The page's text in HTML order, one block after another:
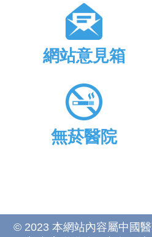
網站意見箱
無菸醫院
© 2023 本網站內容屬中國